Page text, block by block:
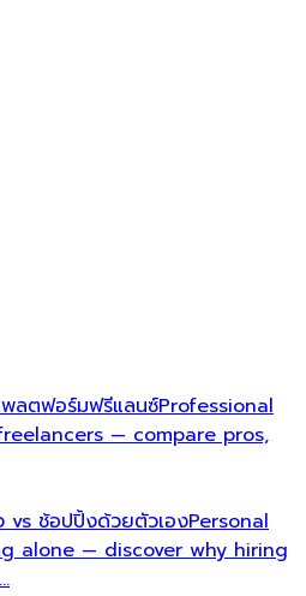
ลตฟอร์มฟรีแลนซ์Professional
— compare pros,
vs ช้อปปิ้งด้วยตัวเองPersonal
alone — discover why hiring